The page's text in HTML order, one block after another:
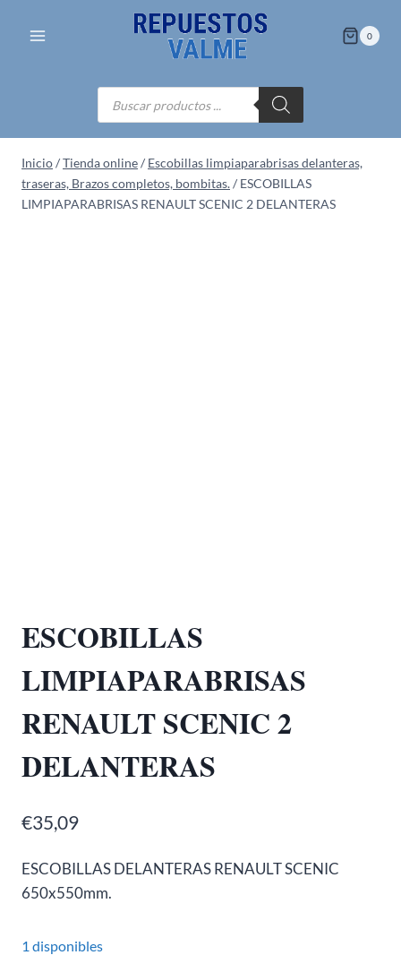
0
Búsqueda
de
productos
Inicio/Tienda online/ Escobillas limpiaparabrisas delanteras,
traseras, Brazos completos, bombitas./ ESCOBILLAS
LIMPIAPARABRISAS RENAULT SCENIC 2 DELANTERAS
ESCOBILLAS
LIMPIAPARABRISAS
RENAULT SCENIC 2
DELANTERAS
€35,09
ESCOBILLAS DELANTERAS RENAULT SCENIC
650x550mm.
1 disponibles